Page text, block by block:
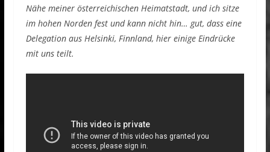
Nähe meiner österreichischen Heimatstadt, und ich sitze
im hohen Norden fest und kann nicht hin… gut, dass eine
Delegation aus Helsinki, Finnland, hier einige Eindrücke
mit uns teilt.